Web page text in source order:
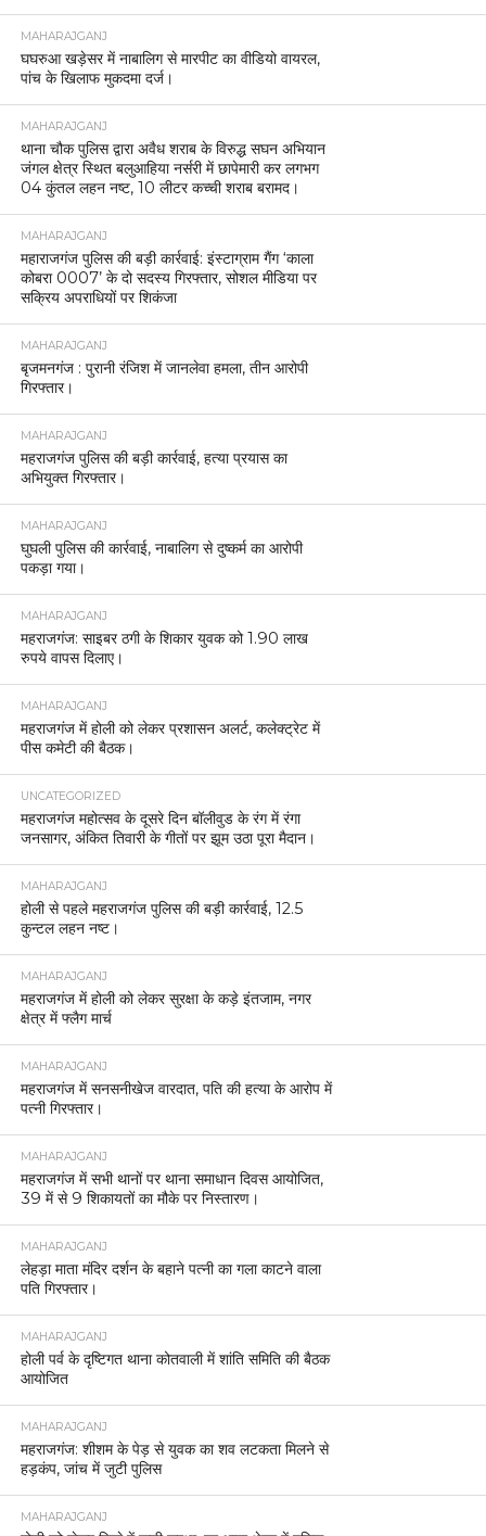
MAHARAJGANJ
घघरुआ खड़ेसर में नाबालिग से मारपीट का वीडियो वायरल,
पांच के खिलाफ मुकदमा दर्ज।
MAHARAJGANJ
थाना चौक पुलिस द्वारा अवैध शराब के विरुद्ध सघन अभियान
जंगल क्षेत्र स्थित बलुआहिया नर्सरी में छापेमारी कर लगभग
04 कुंतल लहन नष्ट, 10 लीटर कच्ची शराब बरामद।
MAHARAJGANJ
महाराजगंज पुलिस की बड़ी कार्रवाई: इंस्टाग्राम गैंग ‘काला
कोबरा 0007’ के दो सदस्य गिरफ्तार, सोशल मीडिया पर
सक्रिय अपराधियों पर शिकंजा
MAHARAJGANJ
बृजमनगंज : पुरानी रंजिश में जानलेवा हमला, तीन आरोपी
गिरफ्तार।
MAHARAJGANJ
महराजगंज पुलिस की बड़ी कार्रवाई, हत्या प्रयास का
अभियुक्त गिरफ्तार।
MAHARAJGANJ
घुघली पुलिस की कार्रवाई, नाबालिग से दुष्कर्म का आरोपी
पकड़ा गया।
MAHARAJGANJ
महराजगंज: साइबर ठगी के शिकार युवक को 1.90 लाख
रुपये वापस दिलाए।
MAHARAJGANJ
महराजगंज में होली को लेकर प्रशासन अलर्ट, कलेक्ट्रेट में
पीस कमेटी की बैठक।
UNCATEGORIZED
महराजगंज महोत्सव के दूसरे दिन बॉलीवुड के रंग में रंगा
जनसागर, अंकित तिवारी के गीतों पर झूम उठा पूरा मैदान।
MAHARAJGANJ
होली से पहले महराजगंज पुलिस की बड़ी कार्रवाई, 12.5
कुन्टल लहन नष्ट।
MAHARAJGANJ
महराजगंज में होली को लेकर सुरक्षा के कड़े इंतजाम, नगर
क्षेत्र में फ्लैग मार्च
MAHARAJGANJ
महराजगंज में सनसनीखेज वारदात, पति की हत्या के आरोप में
पत्नी गिरफ्तार।
MAHARAJGANJ
महराजगंज में सभी थानों पर थाना समाधान दिवस आयोजित,
39 में से 9 शिकायतों का मौके पर निस्तारण।
MAHARAJGANJ
लेहड़ा माता मंदिर दर्शन के बहाने पत्नी का गला काटने वाला
पति गिरफ्तार।
MAHARAJGANJ
होली पर्व के दृष्टिगत थाना कोतवाली में शांति समिति की बैठक
आयोजित
MAHARAJGANJ
महराजगंज: शीशम के पेड़ से युवक का शव लटकता मिलने से
हड़कंप, जांच में जुटी पुलिस
MAHARAJGANJ